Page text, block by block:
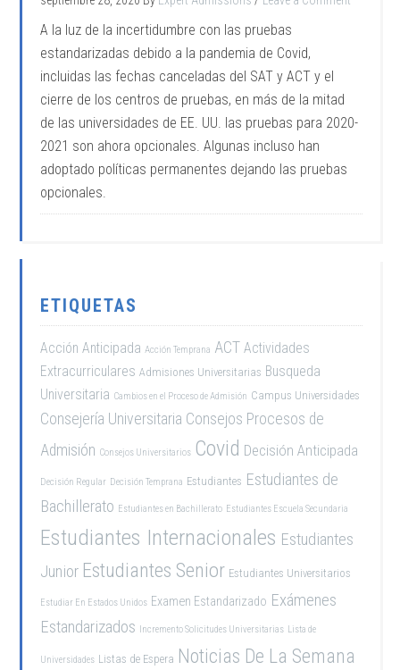
A la luz de la incertidumbre con las pruebas
estandarizadas debido a la pandemia de Covid,
incluidas las fechas canceladas del SAT y ACT y el
cierre de los centros de pruebas, en más de la mitad
de las universidades de EE. UU. las pruebas para 2020-
2021 son ahora opcionales. Algunas incluso han
adoptado políticas permanentes dejando las pruebas
opcionales.
ETIQUETAS
Acción Anticipada Acción Temprana ACT Actividades
Extracurriculares Admisiones Universitarias Busqueda
Universitaria Cambios en el Proceso de Admisión Campus Universidades
Consejería Universitaria Consejos Procesos de
Admisión Consejos Universitarios Covid Decisión Anticipada
Decisión Regular Decisión Temprana Estudiantes Estudiantes de
Bachillerato Estudiantes en Bachillerato Estudiantes Escuela Secundaria
Estudiantes Internacionales Estudiantes
Junior Estudiantes Senior Estudiantes Universitarios
Estudiar En Estados Unidos Examen Estandarizado Exámenes
Estandarizados Incremento Solicitudes Universitarias Lista de
Universidades Listas de Espera Noticias De La Semana